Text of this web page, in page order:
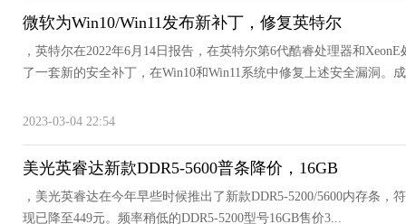
微软为Win10/Win11发布新补丁，修复英特尔
，英特尔在2022年6月14日报告，在英特尔第6代酷睿处理器和
了一套新的安全补丁，在Win10和Win11系统中修复上述安全漏洞。
2023-03-04 22:54
美光英睿达新款DDR5-5600普条降价，16GB
，美光英睿达在今年早些时候推出了新款DDR5-5200/5600内存条，
现已降至449元。频率稍低的DDR5-5200型号16GB售价3...